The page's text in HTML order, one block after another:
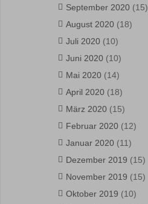
September 2020 (15)
August 2020 (18)
Juli 2020 (10)
Juni 2020 (10)
Mai 2020 (14)
April 2020 (18)
März 2020 (15)
Februar 2020 (12)
Januar 2020 (11)
Dezember 2019 (15)
November 2019 (15)
Oktober 2019 (10)